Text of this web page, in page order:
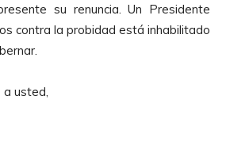
su renuncia. Un Presidente
contra la probidad está inhabilitado
usted,